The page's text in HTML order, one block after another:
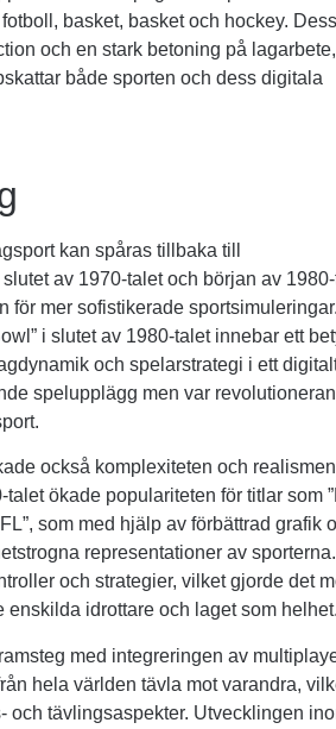
basket, basket och hockey.
och en stark betoning på
både sporten och dess digitala
kan spåras tillbaka till
av 1970-talet och början av
för mer sofistikerade sportsimuleringar.
i slutet av 1980-talet innebar ett
och spelarstrategi i ett
spelupplägg men var
också komplexiteten och
ökade populariteten för titlar som
som med hjälp av förbättrad grafik
representationer av
och strategier, vilket gjorde det
idrottare och laget som helhet.
med integreringen av
hela världen tävla mot varandra,
och tävlingsaspekter. Utvecklingen